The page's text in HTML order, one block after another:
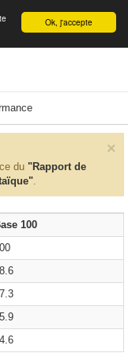
English Ok, j'accepte
×
du "Rapport de
.
100